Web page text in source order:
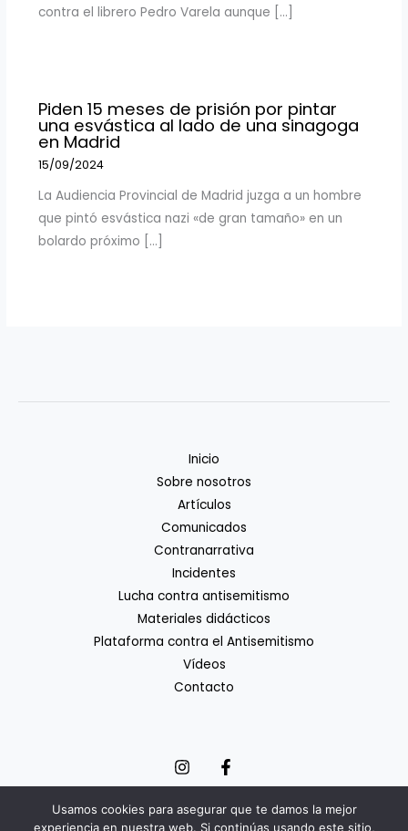
contra el librero Pedro Varela aunque […]
Piden 15 meses de prisión por pintar
una esvástica al lado de una sinagoga
en Madrid
15/09/2024
La Audiencia Provincial de Madrid juzga a un hombre
que pintó esvástica nazi «de gran tamaño» en un
bolardo próximo […]
Inicio
Sobre nosotros
Artículos
Comunicados
Contranarrativa
Incidentes
Lucha contra antisemitismo
Materiales didácticos
Plataforma contra el Antisemitismo
Vídeos
Contacto
Copyright © 2026 Coordinadora Estatal de Lucha contra el
Usamos cookies para asegurar que te damos la mejor
experiencia en nuestra web. Si continúas usando este sitio,